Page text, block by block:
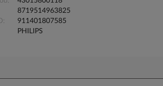
8719514963825
911401807585
PHILIPS